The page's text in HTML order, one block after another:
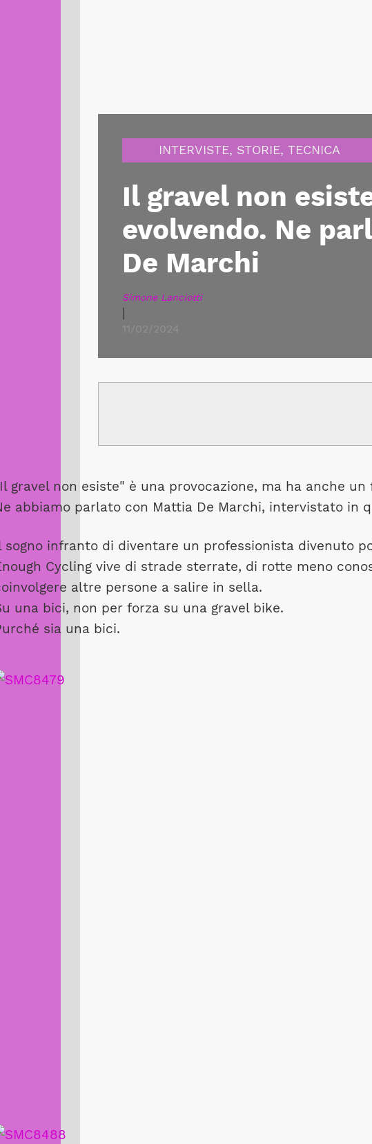
INTERVISTE, STORIE, TECNICA
Il gravel non
evolvendo. Ne
De Marchi
Simone Lanciotti
|
11/02/2024
gravel non esiste" è una provocazione, ma ha anche
abbiamo parlato con Mattia De Marchi, intervistato in
sogno infranto di diventare un professionista divenuto
Cycling vive di strade sterrate, di rotte meno
altre persone a salire in sella.
una bici, non per forza su una gravel bike.
sia una bici.